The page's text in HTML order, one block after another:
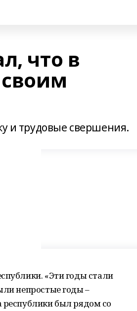
что в
и трудовые свершения.
«Эти годы стали
непростые годы –
республики был рядом со